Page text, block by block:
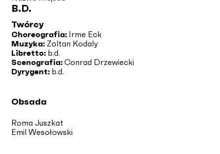
B.d.
Twórcy
Choreografia:
Irme Eck
Muzyka: Zoltan Kodaly
Libretto: b.d.
Scenografia: Conrad Drzewiecki
Dyrygent: b.d.
Obsada
Roma Juszkat
Emil Wesołowski